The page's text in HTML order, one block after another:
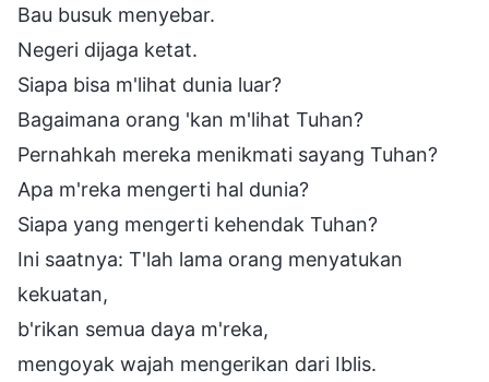
Bau busuk menyebar.
Negeri dijaga ketat.
Siapa bisa m'lihat dunia luar?
Bagaimana orang 'kan m'lihat Tuhan?
Pernahkah mereka menikmati sayang Tuhan?
Apa m'reka mengerti hal dunia?
Siapa yang mengerti kehendak Tuhan?
Ini saatnya: T'lah lama orang menyatukan
kekuatan,
b'rikan semua daya m'reka,
mengoyak wajah mengerikan dari Iblis.